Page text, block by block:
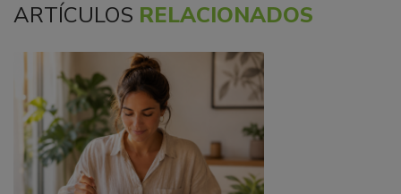
ARTÍCULOS RELACIONADOS